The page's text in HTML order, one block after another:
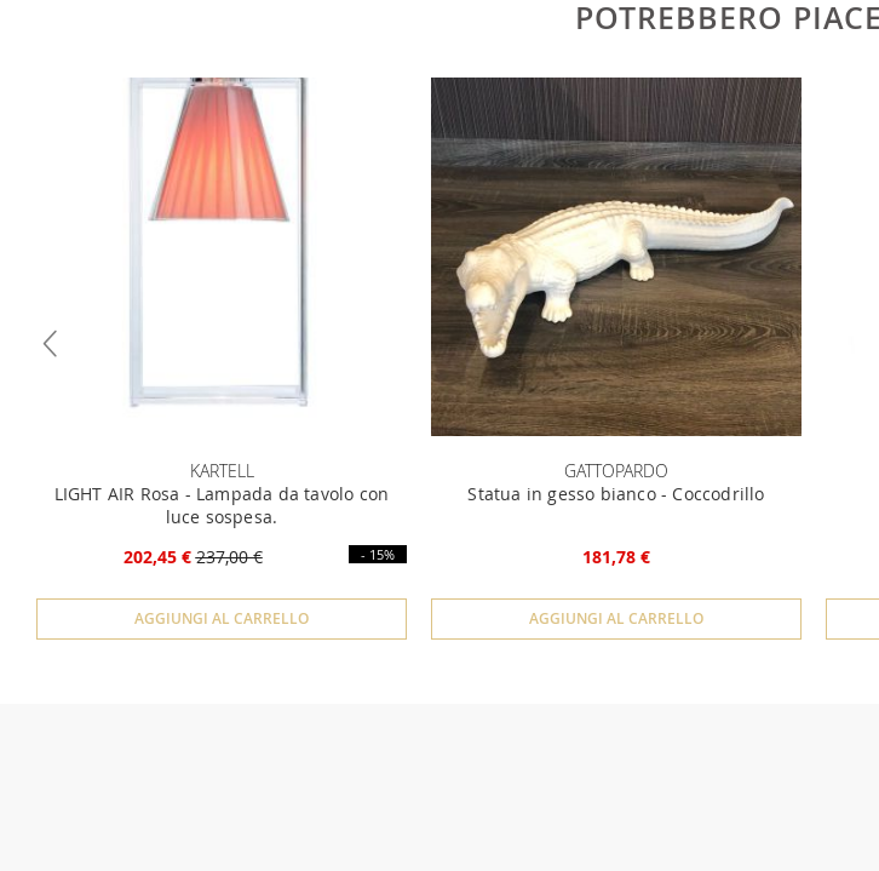
POTREBBERO
KARTELL
LIGHT AIR Rosa - Lampada da tavolo con
luce sospesa.
202,45 € 237,00 € - 15%
AGGIUNGI AL CARRELLO
GATTOPARDO
Statua in gesso bianco - Coccodrillo
181,78 €
AGGIUNGI AL CARRELLO